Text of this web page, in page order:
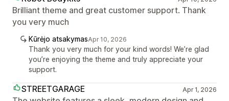
Brilliant theme and great customer support. Thank
you very much
Kūrėjo atsakymasApr 10, 2026
Thank you very much for your kind words! We’re glad
you’re enjoying the theme and truly appreciate your
support.
STREETGARAGE Apr 1, 2026